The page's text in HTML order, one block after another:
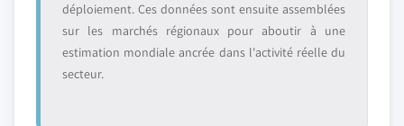
déploiement. Ces données sont ensuite assemblées
sur les marchés régionaux pour aboutir à une
estimation mondiale ancrée dans l'activité réelle du
secteur.